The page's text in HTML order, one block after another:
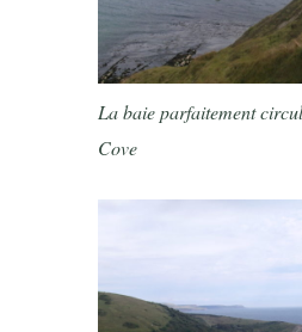
La baie parfaitement
Cove